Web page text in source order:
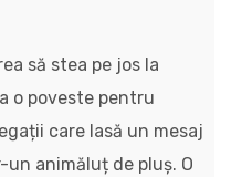
să stea pe jos la
o poveste pentru
care lasă un mesaj
un animăluț de pluș. O